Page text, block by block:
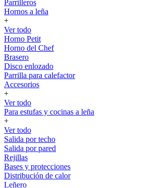
Parrilleros
Hornos a leña
+
Ver todo
Horno Petit
Horno del Chef
Brasero
Disco enlozado
Parrilla para calefactor
Accesorios
+
Ver todo
Para estufas y cocinas a leña
+
Ver todo
Salida por techo
Salida por pared
Rejillas
Bases y protecciones
Distribución de calor
Leñero